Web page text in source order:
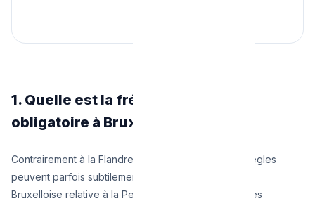
1. Quelle est la fréquence légale
obligatoire à Bruxelles ?
Contrairement à la Flandre ou à la Wallonie (où les règles
peuvent parfois subtilement différer), l'Ordonnance
Bruxelloise relative à la Performance Énergétique des